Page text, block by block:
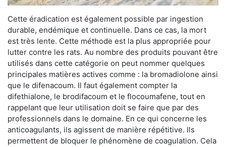
Cette éradication est également possible par ingestion
durable, endémique et continuelle. Dans ce cas, la mort
est très lente. Cette méthode est la plus appropriée pour
lutter contre les rats. Au nombre des produits pouvant être
utilisés dans cette catégorie on peut nommer quelques
principales matières actives comme : la bromadiolone ainsi
que le difenacoum. Il faut également compter la
difethialone, le brodifacoum et le flocoumafene, tout en
rappelant que leur utilisation doit se faire que par des
professionnels dans le domaine. En ce qui concerne les
anticoagulants, ils agissent de manière répétitive. Ils
permettent de bloquer le phénomène de coagulation. Cela